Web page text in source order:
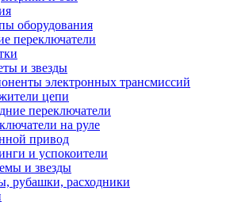
оборудования
переключатели
и звезды
электронных трансмиссий
цепи
переключатели
на руле
привод
и успокоители
и звезды
рубашки, расходники